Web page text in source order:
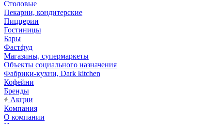
Столовые
Пекарни, кондитерские
Пиццерии
Гостиницы
Бары
Фастфуд
Магазины, супермаркеты
Объекты социального назначения
Фабрики-кухни, Dark kitchen
Кофейни
Бренды
Акции
Компания
О компании